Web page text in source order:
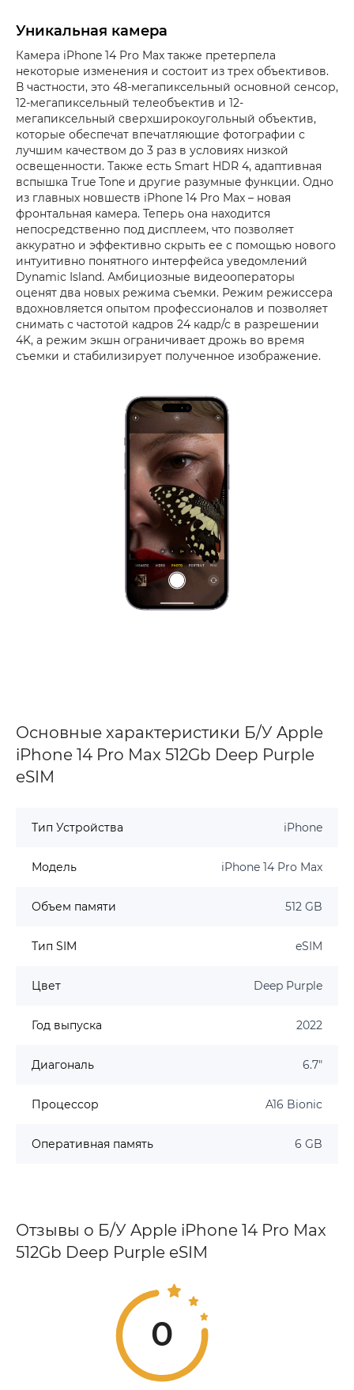
Уникальная камера
Камера iPhone 14 Pro Max также претерпела
некоторые изменения и состоит из трех объективов.
В частности, это 48-мегапиксельный основной сенсор,
12-мегапиксельный телеобъектив и 12-
мегапиксельный сверхширокоугольный объектив,
которые обеспечат впечатляющие фотографии с
лучшим качеством до 3 раз в условиях низкой
освещенности. Также есть Smart HDR 4, адаптивная
вспышка True Tone и другие разумные функции. Одно
из главных новшеств iPhone 14 Pro Max – новая
фронтальная камера. Теперь она находится
непосредственно под дисплеем, что позволяет
аккуратно и эффективно скрыть ее с помощью нового
интуитивно понятного интерфейса уведомлений
Dynamic Island. Амбициозные видеооператоры
оценят два новых режима съемки. Режим режиссера
вдохновляется опытом профессионалов и позволяет
снимать с частотой кадров 24 кадр/с в разрешении
4K, а режим экшн ограничивает дрожь во время
съемки и стабилизирует полученное изображение.
Основные характеристики Б/У Apple
iPhone 14 Pro Max 512Gb Deep Purple
eSIM
Тип Устройства iPhone
Модель iPhone 14 Pro Max
Объем памяти 512 GB
Тип SIM eSIM
Цвет Deep Purple
Год выпуска 2022
Диагональ 6.7"
Процессор A16 Bionic
Оперативная память 6 GB
Отзывы о Б/У Apple iPhone 14 Pro Max
512Gb Deep Purple eSIM
0